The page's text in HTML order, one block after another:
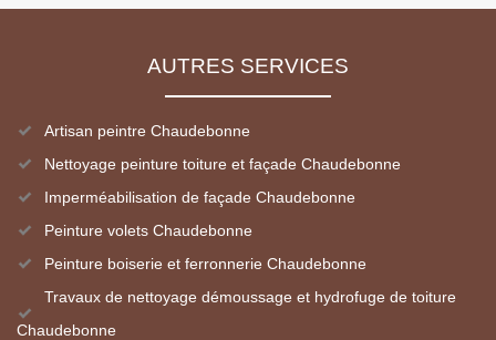
AUTRES SERVICES
Artisan peintre Chaudebonne
Nettoyage peinture toiture et façade Chaudebonne
Imperméabilisation de façade Chaudebonne
Peinture volets Chaudebonne
Peinture boiserie et ferronnerie Chaudebonne
Travaux de nettoyage démoussage et hydrofuge de toiture
Chaudebonne